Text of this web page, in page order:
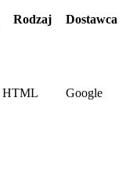
Rodzaj Dostawca
HTML Google